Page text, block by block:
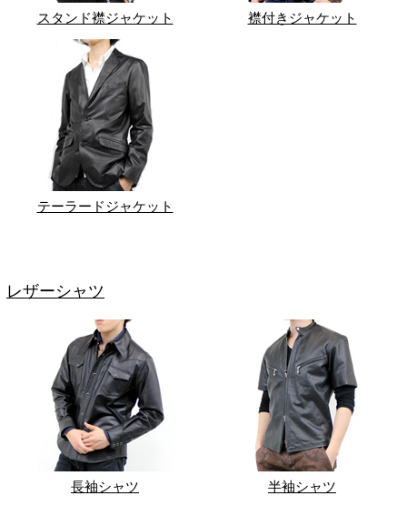
スタンド襟ジャケット 襟付きジャケット
テーラードジャケット
レザーシャツ
長袖シャツ 半袖シャツ